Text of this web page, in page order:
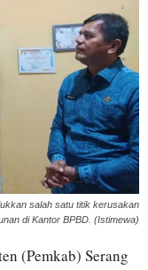
salah satu titik kerusakan
di Kantor BPBD. (Istimewa)
(Pemkab) Serang